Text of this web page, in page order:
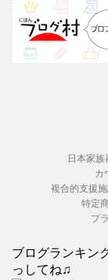
日本家
カ
複合的支援
特定
プ
ブログランキン
っしてね♫